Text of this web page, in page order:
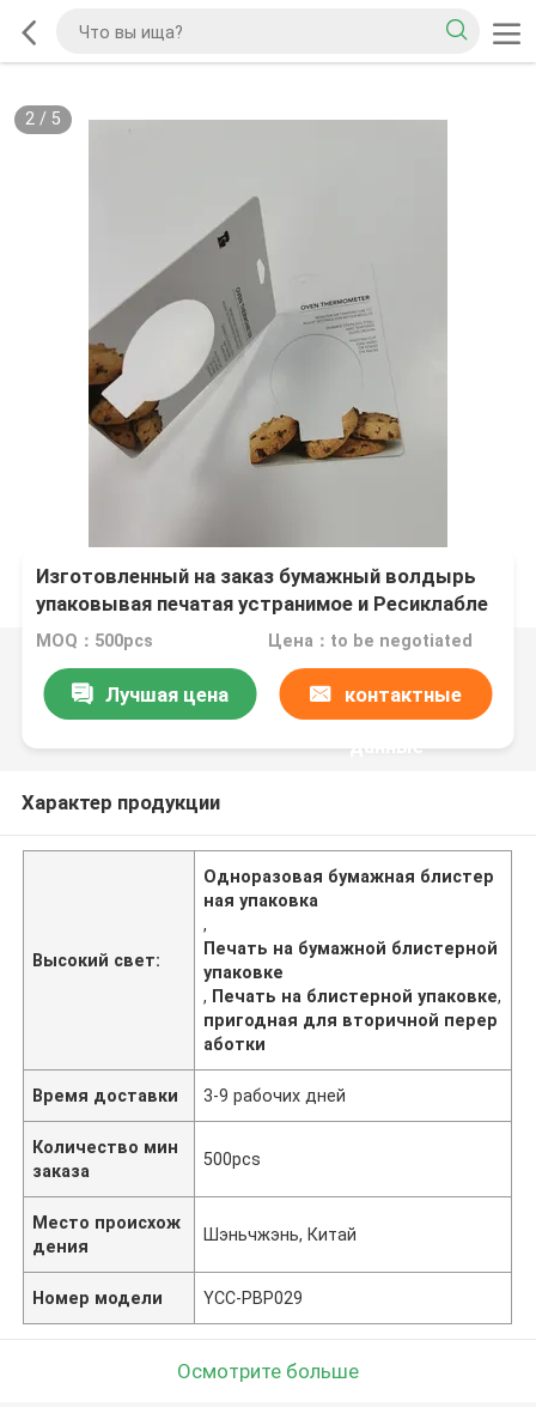
2/ 5
Изготовленный на заказ бумажный волдырь
упаковывая печатая устранимое и Ресиклабле
MOQ：500pcs Цена：to be negotiated
Лучшая цена контактные
данные
Характер продукции
Высокий свет:
Одноразовая бумажная блистер
ная упаковка
,
Печать на бумажной блистерной
упаковке
, Печать на блистерной упаковке,
пригодная для вторичной перер
аботки
Время доставки 3-9 рабочих дней
Количество мин
заказа
500pcs
Место происхож
дения
Шэньчжэнь, Китай
Номер модели YCC-PBP029
Осмотрите больше